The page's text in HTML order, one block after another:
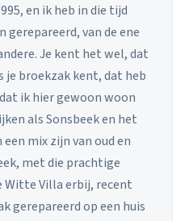
en ik heb in die tijd
gerepareerd, van de ene
Je kent het wel, dat
je broekzak kent, dat heb
ik hier gewoon woon
als Sonsbeek en het
mix zijn van oud en
met die prachtige
Villa erbij, recent
gerepareerd op een huis